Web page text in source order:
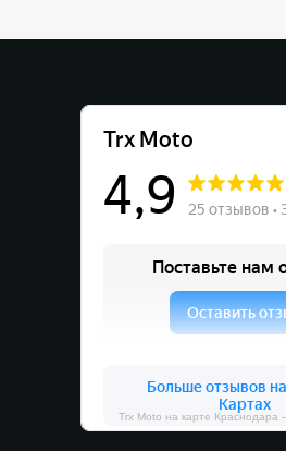
Trx Moto на карте Краснодара